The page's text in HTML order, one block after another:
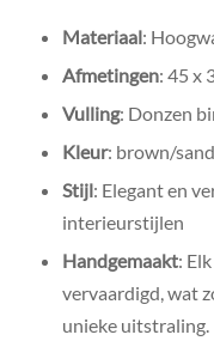
Materiaal:
Afmetingen: 45 x
Vulling: Donzen
Kleur: brown/sand
Stijl: Elegant en
interieurstijlen
Handgemaakt:
vervaardigd, wat
unieke uitstraling.